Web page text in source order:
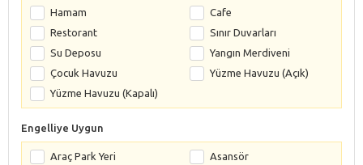
Hamam
Cafe
Restorant
Sınır Duvarları
Su Deposu
Yangın Merdiveni
Çocuk Havuzu
Yüzme Havuzu (Açık)
Yüzme Havuzu (Kapalı)
Engelliye Uygun
Araç Park Yeri
Asansör